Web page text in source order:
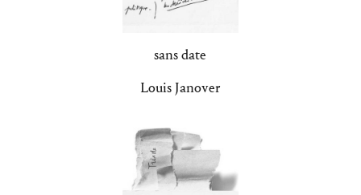
sans date
Louis Janover